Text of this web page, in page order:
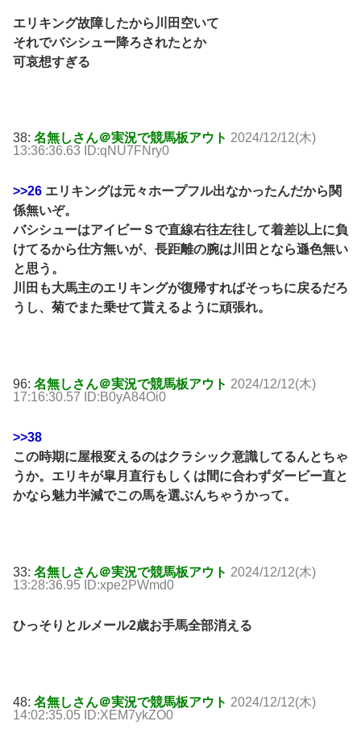
エリキング故障したから川田空いて
それでバシシュー降ろされたとか
可哀想すぎる
38: 名無しさん＠実況で競馬板アウト 2024/12/12(木)
13:36:36.63 ID:qNU7FNry0
>>26 エリキングは元々ホープフル出なかったんだから関
係無いぞ。
バシシューはアイビーＳで直線右往左往して着差以上に負
けてるから仕方無いが、長距離の腕は川田となら遜色無い
と思う。
川田も大馬主のエリキングが復帰すればそっちに戻るだろ
うし、菊でまた乗せて貰えるように頑張れ。
96: 名無しさん＠実況で競馬板アウト 2024/12/12(木)
17:16:30.57 ID:B0yA84Oi0
>>38
この時期に屋根変えるのはクラシック意識してるんとちゃ
うか。エリキが皐月直行もしくは間に合わずダービー直と
かなら魅力半減でこの馬を選ぶんちゃうかって。
33: 名無しさん＠実況で競馬板アウト 2024/12/12(木)
13:28:36.95 ID:xpe2PWmd0
ひっそりとルメール2歳お手馬全部消える
48: 名無しさん＠実況で競馬板アウト 2024/12/12(木)
14:02:35.05 ID:XEM7ykZO0